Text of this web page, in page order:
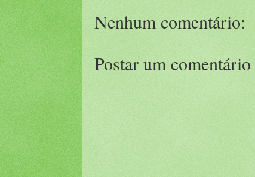
Nenhum comentário:
Postar um comentário